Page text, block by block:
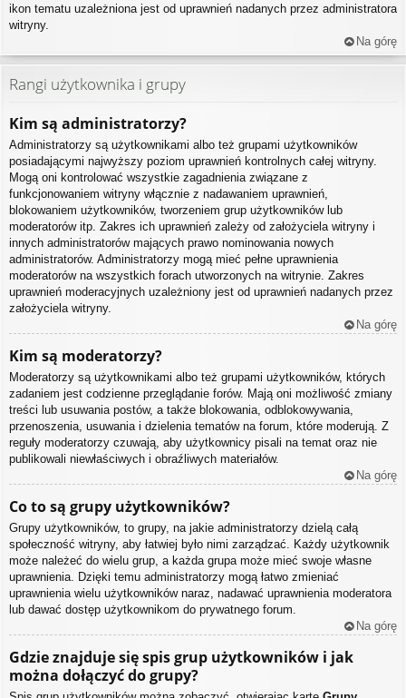
ikon tematu uzależniona jest od uprawnień nadanych przez administratora
witryny.
Na górę
Rangi użytkownika i grupy
Kim są administratorzy?
Administratorzy są użytkownikami albo też grupami użytkowników
posiadającymi najwyższy poziom uprawnień kontrolnych całej witryny.
Mogą oni kontrolować wszystkie zagadnienia związane z
funkcjonowaniem witryny włącznie z nadawaniem uprawnień,
blokowaniem użytkowników, tworzeniem grup użytkowników lub
moderatorów itp. Zakres ich uprawnień zależy od założyciela witryny i
innych administratorów mających prawo nominowania nowych
administratorów. Administratorzy mogą mieć pełne uprawnienia
moderatorów na wszystkich forach utworzonych na witrynie. Zakres
uprawnień moderacyjnych uzależniony jest od uprawnień nadanych przez
założyciela witryny.
Na górę
Kim są moderatorzy?
Moderatorzy są użytkownikami albo też grupami użytkowników, których
zadaniem jest codzienne przeglądanie forów. Mają oni możliwość zmiany
treści lub usuwania postów, a także blokowania, odblokowywania,
przenoszenia, usuwania i dzielenia tematów na forum, które moderują. Z
reguły moderatorzy czuwają, aby użytkownicy pisali na temat oraz nie
publikowali niewłaściwych i obraźliwych materiałów.
Na górę
Co to są grupy użytkowników?
Grupy użytkowników, to grupy, na jakie administratorzy dzielą całą
społeczność witryny, aby łatwiej było nimi zarządzać. Każdy użytkownik
może należeć do wielu grup, a każda grupa może mieć swoje własne
uprawnienia. Dzięki temu administratorzy mogą łatwo zmieniać
uprawnienia wielu użytkowników naraz, nadawać uprawnienia moderatora
lub dawać dostęp użytkownikom do prywatnego forum.
Na górę
Gdzie znajduje się spis grup użytkowników i jak
można dołączyć do grupy?